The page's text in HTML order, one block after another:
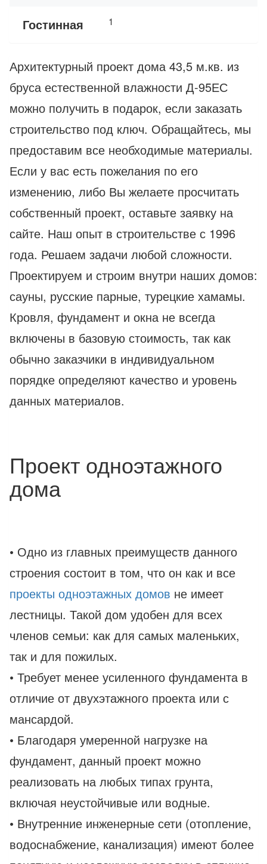
Гостинная 1
Архитектурный проект дома 43,5 м.кв. из
бруса естественной влажности Д-95ЕС
можно получить в подарок, если заказать
строительство под ключ. Обращайтесь, мы
предоставим все необходимые материалы.
Если у вас есть пожелания по его
изменению, либо Вы желаете просчитать
собственный проект, оставьте заявку на
сайте. Наш опыт в строительстве с 1996
года. Решаем задачи любой сложности.
Проектируем и строим внутри наших домов:
сауны, русские парные, турецкие хамамы.
Кровля, фундамент и окна не всегда
включены в базовую стоимость, так как
обычно заказчики в индивидуальном
порядке определяют качество и уровень
данных материалов.
Проект одноэтажного
дома
• Одно из главных преимуществ данного
строения состоит в том, что он как и все
проекты одноэтажных домов не имеет
лестницы. Такой дом удобен для всех
членов семьи: как для самых маленьких,
так и для пожилых.
• Требует менее усиленного фундамента в
отличие от двухэтажного проекта или с
мансардой.
• Благодаря умеренной нагрузке на
фундамент, данный проект можно
реализовать на любых типах грунта,
включая неустойчивые или водные.
• Внутренние инженерные сети (отопление,
водоснабжение, канализация) имеют более